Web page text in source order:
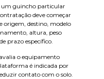
um guincho particular
deve começar
origem, destino, modelo
altura, peso
prazo específico.
o equipamento
é indicada por
contato com o solo.